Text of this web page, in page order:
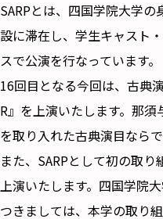
SARPとは、四国学院大学
設に滞在し、学生キャスト
スで公演を行なっています。
16回目となる今回は、古典
R』を上演いたします。那
を取り入れた古典演目なら
また、SARPとして初の取
上演いたします。四国学院
つきましては、本学の取り